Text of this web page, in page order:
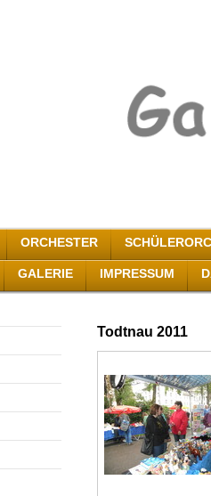
ORCHESTER
GALERIE IMPRESSUM
Todtnau 2011